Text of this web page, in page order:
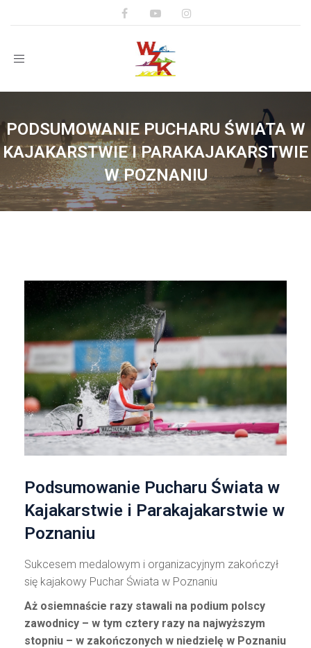
Toggle
PODSUMOWANIE PUCHARU ŚWIATA W
KAJAKARSTWIE I PARAKAJAKARSTWIE
W POZNANIU
Podsumowanie Pucharu Świata w
Kajakarstwie i Parakajakarstwie w
Poznaniu
Sukcesem medalowym i organizacyjnym zakończył
się kajakowy Puchar Świata w Poznaniu
Aż osiemnaście razy stawali na podium polscy
zawodnicy – w tym cztery razy na najwyższym
stopniu – w zakończonych w niedzielę w Poznaniu